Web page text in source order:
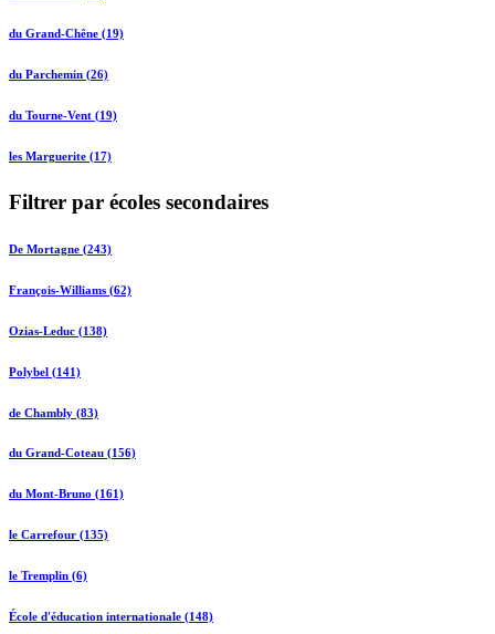
du Grand-Chêne (19)
du Parchemin (26)
du Tourne-Vent (19)
les Marguerite (17)
Filtrer par écoles secondaires
De Mortagne (243)
François-Williams (62)
Ozias-Leduc (138)
Polybel (141)
de Chambly (83)
du Grand-Coteau (156)
du Mont-Bruno (161)
le Carrefour (135)
le Tremplin (6)
École d'éducation internationale (148)